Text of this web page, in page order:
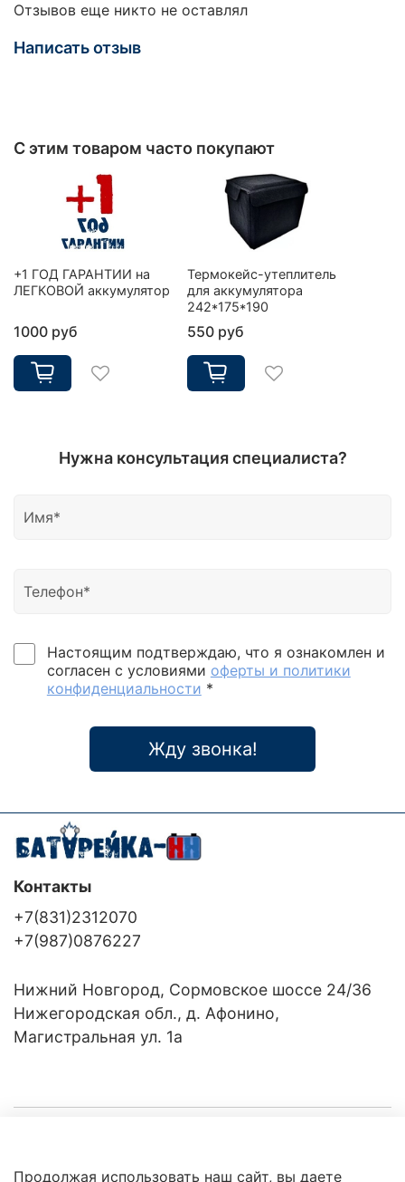
Отзывов еще никто не оставлял
Написать отзыв
С этим товаром часто покупают
+1 ГОД ГАРАНТИИ на
ЛЕГКОВОЙ аккумулятор
1000 руб
Термокейс-утеплитель
для аккумулятора
242*175*190
550 руб
Нужна консультация специалиста?
Настоящим подтверждаю, что я ознакомлен и
согласен с условиями оферты и политики
конфиденциальности *
Жду звонка!
Контакты
+7(831)2312070
+7(987)0876227
Нижний Новгород, Сормовское шоссе 24/36
Нижегородская обл., д. Афонино,
Магистральная ул. 1а
Продолжая использовать наш сайт, вы даете